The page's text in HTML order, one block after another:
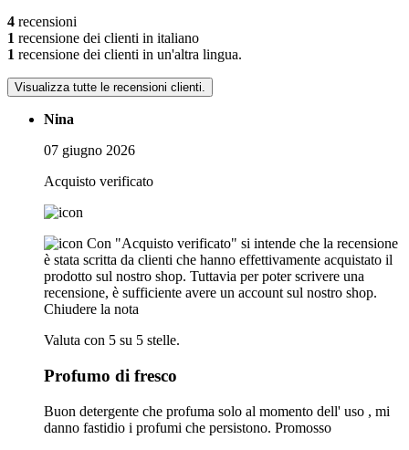
4 recensioni
1 recensione dei clienti in italiano
1 recensione dei clienti in un'altra lingua.
Visualizza tutte le recensioni clienti.
Nina
07 giugno 2026
Acquisto verificato
Con "Acquisto verificato" si intende che la recensione
è stata scritta da clienti che hanno effettivamente acquistato il
prodotto sul nostro shop. Tuttavia per poter scrivere una
recensione, è sufficiente avere un account sul nostro shop.
Chiudere la nota
Valuta con 5 su 5 stelle.
Profumo di fresco
Buon detergente che profuma solo al momento dell' uso , mi
danno fastidio i profumi che persistono. Promosso